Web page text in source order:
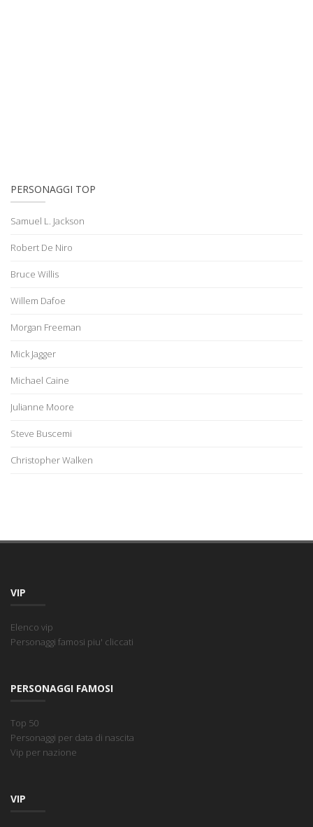
PERSONAGGI TOP
Samuel L. Jackson
Robert De Niro
Bruce Willis
Willem Dafoe
Morgan Freeman
Mick Jagger
Michael Caine
Julianne Moore
Steve Buscemi
Christopher Walken
VIP
Elenco vip
Personaggi famosi piu' cliccati
PERSONAGGI FAMOSI
Top 50
Personaggi per data di nascita
Vip per nazione
VIP